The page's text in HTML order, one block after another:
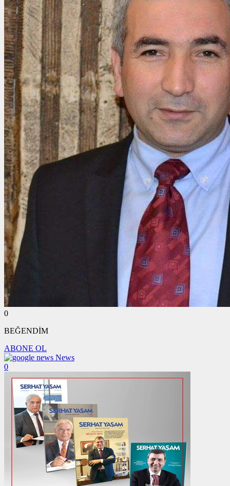
0
BEĞENDİM
ABONE OL
News
0